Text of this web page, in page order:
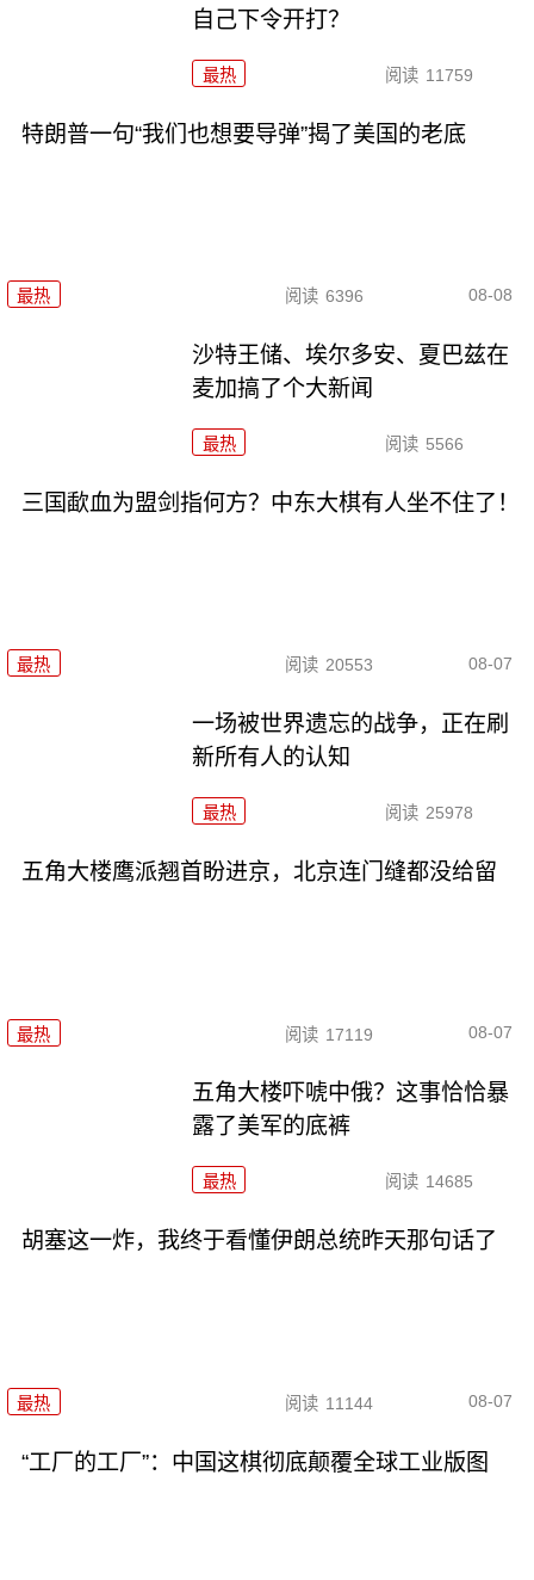
自己下令开打？
最热 阅读 11759
特朗普一句“我们也想要导弹”揭了美国的老底
最热 阅读 6396 08-08
沙特王储、埃尔多安、夏巴兹在
麦加搞了个大新闻
最热 阅读 5566
三国歃血为盟剑指何方？中东大棋有人坐不住了！
最热 阅读 20553 08-07
一场被世界遗忘的战争，正在刷
新所有人的认知
最热 阅读 25978
五角大楼鹰派翘首盼进京，北京连门缝都没给留
最热 阅读 17119 08-07
五角大楼吓唬中俄？这事恰恰暴
露了美军的底裤
最热 阅读 14685
胡塞这一炸，我终于看懂伊朗总统昨天那句话了
最热 阅读 11144 08-07
“工厂的工厂”：中国这棋彻底颠覆全球工业版图